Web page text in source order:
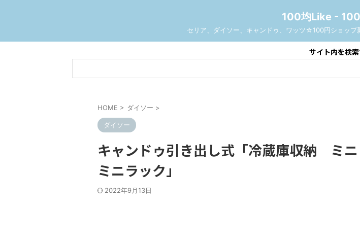
100均Like -
セリア、ダイソー、キャンドゥ、ワッツ☆100円ショップ
サイト内を検
HOME > ダイソー >
ダイソー
キャンドゥ引き出し式「冷蔵庫収納 ミニ
ミニラック」
2022年9月13日